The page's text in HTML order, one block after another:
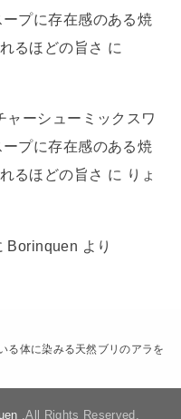
プに存在感のある焼
るほどの旨さ に
ャーシューミックスワ
プに存在感のある焼
るほどの旨さ に りょ
Borinquen より
る体に染みる天然ブリのアラを
.All Rights Reserved.